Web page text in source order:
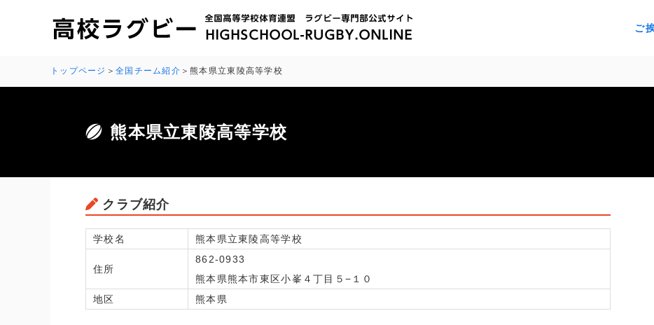
ご
トップページ 全国チーム紹介 熊本県立東陵高等学校
熊本県立東陵高等学校
クラブ紹介
学校名 熊本県立東陵高等学校
住所
862-0933
熊本県熊本市東区小峯４丁目５−１０
地区
熊本県